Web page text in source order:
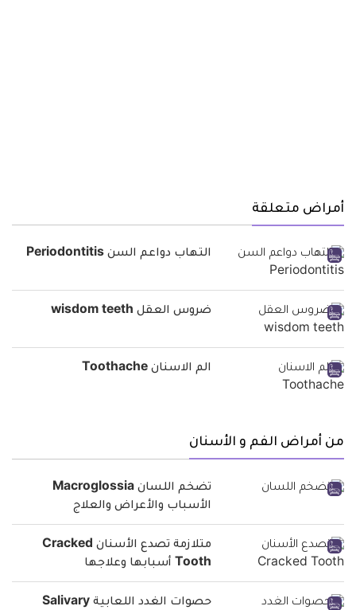
أمراض متعلقة
التهاب دواعم السن Periodontitis
ضروس العقل wisdom teeth
الم الاسنان Toothache
من أمراض الفم و الأسنان
تضخم اللسان Macroglossia
الأسباب والأعراض والعلاج
متلازمة تصدع الأسنان Cracked
Tooth أسبابها وعلاجها
حصوات الغدد اللعابية Salivary